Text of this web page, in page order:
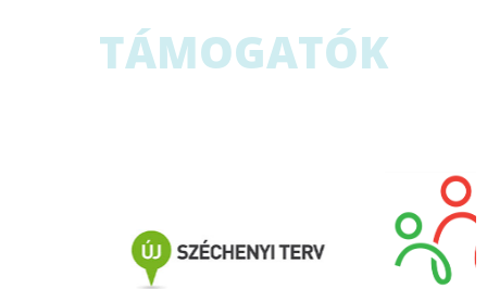
TÁMOGATÓK